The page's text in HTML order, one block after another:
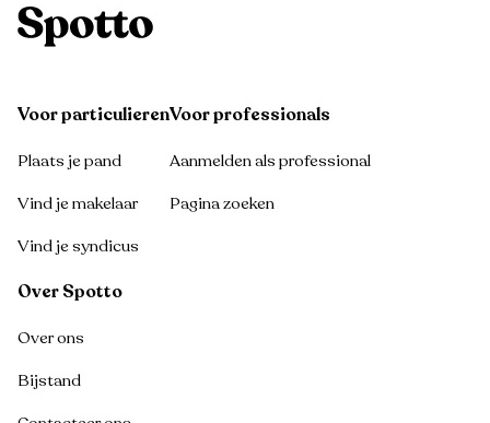
Voor particulieren
Plaats je pand
Vind je makelaar
Vind je syndicus
Voor professionals
Aanmelden als professional
Pagina zoeken
Over Spotto
Over ons
Bijstand